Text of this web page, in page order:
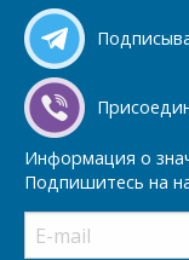
Информация о
Подпишитесь на